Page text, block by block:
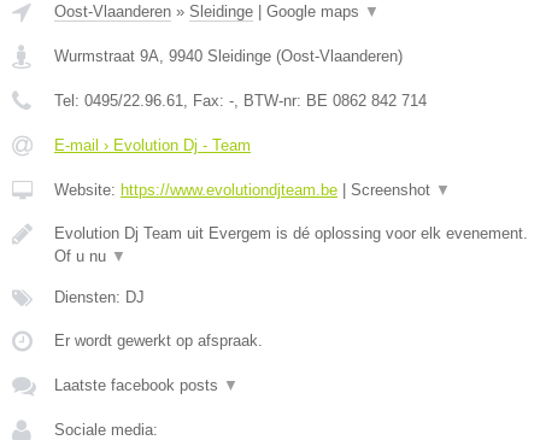
Oost-Vlaanderen » Sleidinge Google maps ▼
Wurmstraat 9A 9940 Sleidinge (Oost-Vlaanderen)
Tel: 0495/22.96.61 , Fax: - , BTW-nr: BE 0862 842 714
E-mail › Evolution Dj - Team
Website: https://www.evolutiondjteam.be Screenshot ▼
Evolution Dj Team uit Evergem is dé oplossing voor elk evenement.
Of u nu ▼
Diensten: DJ
Er wordt gewerkt op afspraak.
Laatste facebook posts ▼
Sociale media: